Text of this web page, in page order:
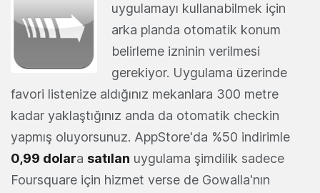
uygulamayı kullanabilmek için
arka planda otomatik konum
belirleme izninin verilmesi
gerekiyor. Uygulama üzerinde
favori listenize aldığınız mekanlara 300 metre
kadar yaklaştığınız anda da otomatik checkin
yapmış oluyorsunuz. AppStore'da %50 indirimle
0,99 dolara satılan uygulama şimdilik sadece
Foursquare için hizmet verse de Gowalla'nın